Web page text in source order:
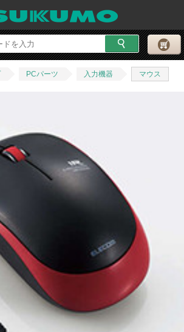
PCパーツ 入力機器 マウス